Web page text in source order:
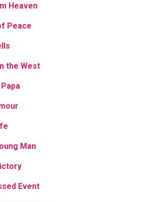
Heaven
Peace
the West
Man
Event